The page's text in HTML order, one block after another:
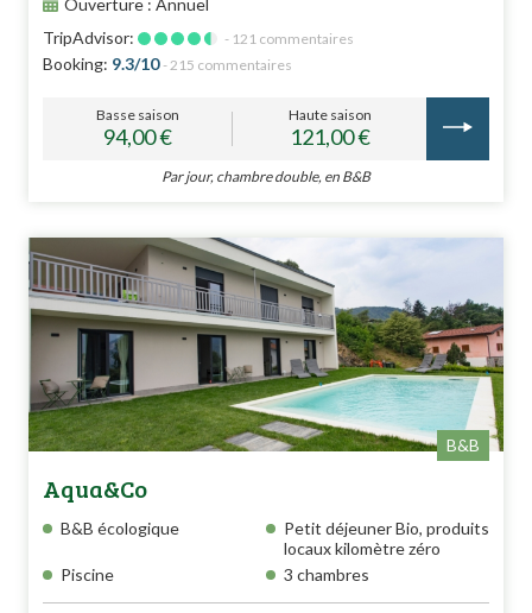
Ouverture : Annuel
TripAdvisor:
- 121 commentaires
Booking: 9.3/10 - 215 commentaires
Basse saison
94,00 €
Haute saison
121,00 €
Par jour, chambre double, en B&B
B&B
Aqua&Co
B&B écologique
Petit déjeuner Bio, produits
locaux kilomètre zéro
Piscine
3 chambres